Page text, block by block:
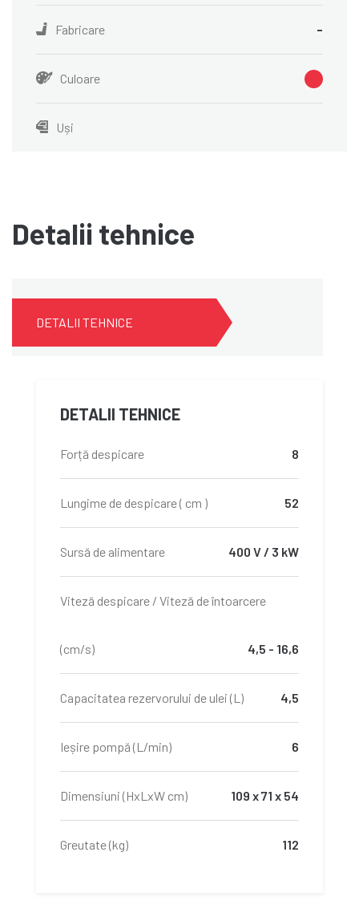
Fabricare -
Culoare
Uși
Detalii tehnice
DETALII TEHNICE
DETALII TEHNICE
Forță despicare 8
Lungime de despicare ( cm ) 52
Sursă de alimentare 400 V / 3 kW
Viteză despicare / Viteză de întoarcere
(cm/s) 4,5 - 16,6
Capacitatea rezervorului de ulei (L) 4,5
Ieșire pompă (L/min) 6
Dimensiuni (HxLxW cm) 109 x 71 x 54
Greutate (kg) 112